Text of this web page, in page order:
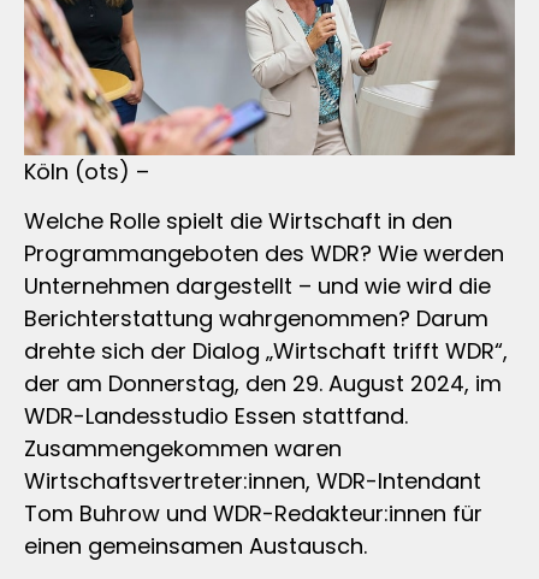
Köln (ots) –
Welche Rolle spielt die Wirtschaft in den
Programmangeboten des WDR? Wie werden
Unternehmen dargestellt – und wie wird die
Berichterstattung wahrgenommen? Darum
drehte sich der Dialog „Wirtschaft trifft WDR“,
der am Donnerstag, den 29. August 2024, im
WDR-Landesstudio Essen stattfand.
Zusammengekommen waren
Wirtschaftsvertreter:innen, WDR-Intendant
Tom Buhrow und WDR-Redakteur:innen für
einen gemeinsamen Austausch.